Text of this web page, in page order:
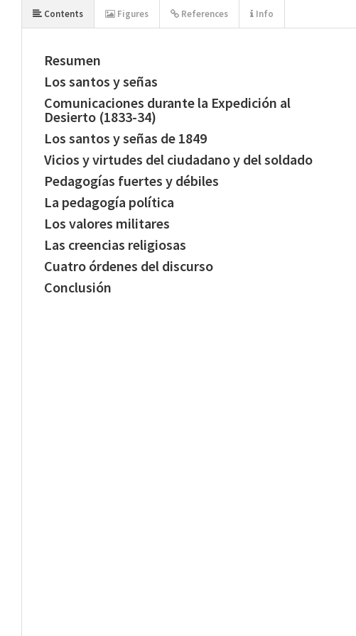
Resumen
Los santos y señas
Comunicaciones durante la Expedición al
Desierto (1833-34)
Los santos y señas de 1849
Vicios y virtudes del ciudadano y del soldado
Pedagogías fuertes y débiles
La pedagogía política
Los valores militares
Las creencias religiosas
Cuatro órdenes del discurso
Conclusión
Contents Figures References Info